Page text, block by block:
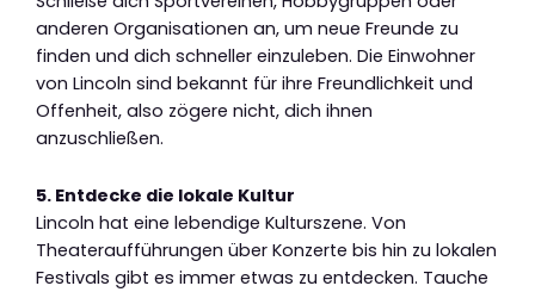
anderen Organisationen an, um neue Freunde zu
finden und dich schneller einzuleben. Die Einwohner
von Lincoln sind bekannt für ihre Freundlichkeit und
Offenheit, also zögere nicht, dich ihnen
anzuschließen.
5. Entdecke die lokale Kultur
Lincoln hat eine lebendige Kulturszene. Von
Theateraufführungen über Konzerte bis hin zu lokalen
Festivals gibt es immer etwas zu entdecken. Tauche